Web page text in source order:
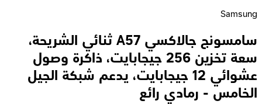
Samsung
سامسونج جالاكسي A57 ثنائي الشريحة،
سعة تخزين 256 جيجابايت، ذاكرة وصول
عشوائي 12 جيجابايت، يدعم شبكة الجيل
الخامس - رمادي رائع